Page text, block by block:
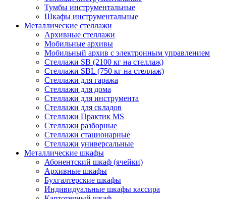
Тумбы инструментальные
Шкафы инструментальные
Металлические стеллажи
Архивные стеллажи
Мобильные архивы
Мобильный архив с электронным управлением
Стеллажи SB (2100 кг на стеллаж)
Стеллажи SBL (750 кг на стеллаж)
Стеллажи для гаража
Стеллажи для дома
Стеллажи для инструмента
Стеллажи для складов
Стеллажи Практик MS
Стеллажи разборные
Стеллажи стационарные
Стеллажи универсальные
Металлические шкафы
Абонентский шкаф (ячейки)
Архивные шкафы
Бухгалтерские шкафы
Индивидуальные шкафы кассира